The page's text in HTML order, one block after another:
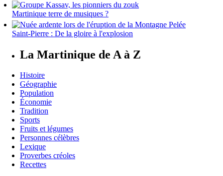
Martinique terre de musiques ?
Saint-Pierre : De la gloire à l'explosion
La Martinique de A à Z
Histoire
Géographie
Population
Économie
Tradition
Sports
Fruits et légumes
Personnes célèbres
Lexique
Proverbes créoles
Recettes